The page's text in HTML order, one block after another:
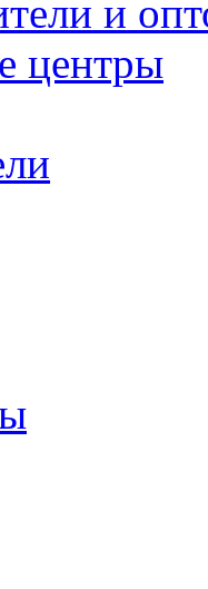
и
центры